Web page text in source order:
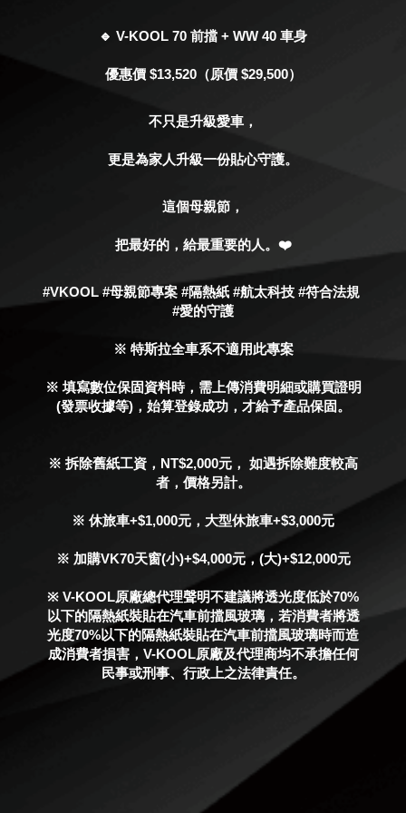
🔹 V-KOOL 70 前擋 + WW 40 車身
優惠價 $13,520（原價 $29,500）
不只是升級愛車，
更是為家人升級一份貼心守護。
這個母親節，
把最好的，給最重要的人。❤️
#VKOOL #母親節專案 #隔熱紙 #航太科技 #符合法規
#愛的守護
※ 特斯拉全車系不適用此專案
※ 填寫數位保固資料時，需上傳消費明細或購買證明
(發票收據等)，始算登錄成功，才給予產品保固。
※ 拆除舊紙工資，NT$2,000元， 如遇拆除難度較高
者，價格另計。
※ 休旅車+$1,000元，大型休旅車+$3,000元
※ 加購VK70天窗(小)+$4,000元，(大)+$12,000元
※ V-KOOL原廠總代理聲明不建議將透光度低於70%
以下的隔熱紙裝貼在汽車前擋風玻璃，若消費者將透
光度70%以下的隔熱紙裝貼在汽車前擋風玻璃時而造
成消費者損害，V-KOOL原廠及代理商均不承擔任何
民事或刑事、行政上之法律責任。